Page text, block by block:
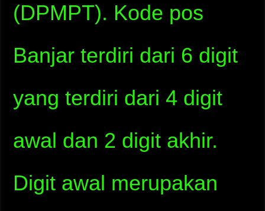
(DPMPT). Kode pos
Banjar terdiri dari 6 digit
yang terdiri dari 4 digit
awal dan 2 digit akhir.
Digit awal merupakan